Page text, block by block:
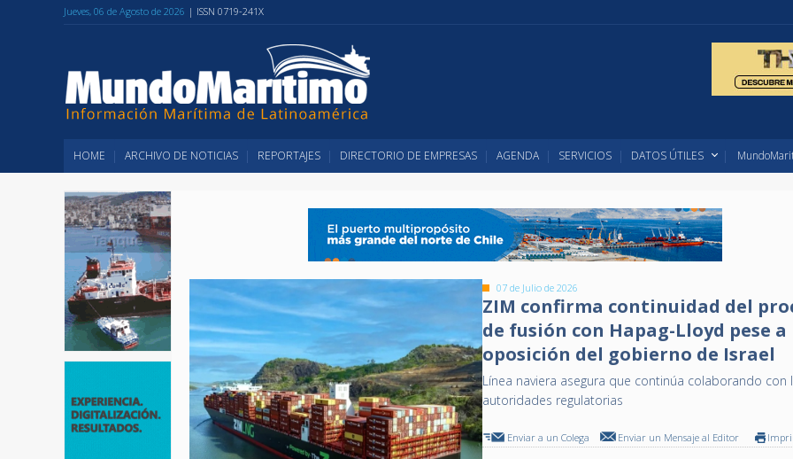
Jueves, 06 de Agosto de 2026 | ISSN 0719-241X
HOME ARCHIVO DE NOTICIAS REPORTAJES DIRECTORIO DE EMPRESAS AGENDA SERVICIOS DATOS ÚTILES
07 de Julio de 2026
ZIM confirma continuidad del
de fusión con Hapag-Lloyd pese a
oposición del gobierno de Israel
Línea naviera asegura que continúa colaborando con
autoridades regulatorias
Enviar a un Colega Enviar un Mensaje al Editor